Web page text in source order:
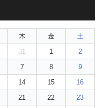
木 金
土
31 1
2
7 8
9
14 15
16
21 22
23